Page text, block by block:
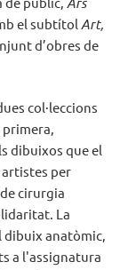
de públic, Ars
el subtítol Art,
d’obres de
col·leccions
primera,
dibuixos que el
artistes per
cirurgia
La
dibuix anatòmic,
a l'assignatura